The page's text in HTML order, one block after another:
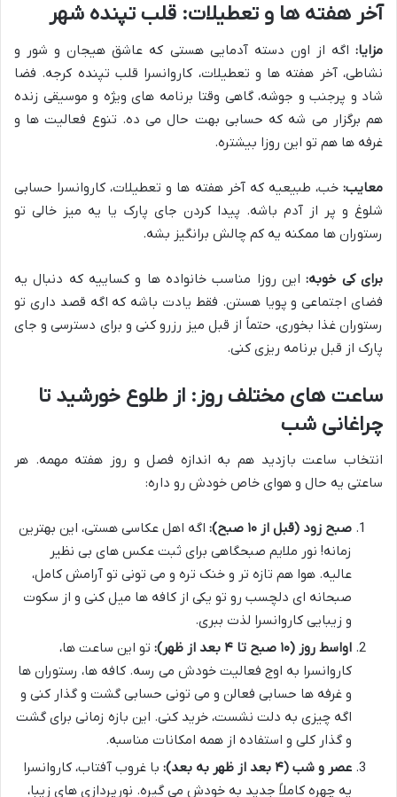
آخر هفته ها و تعطیلات: قلب تپنده شهر
مزایا: اگه از اون دسته آدمایی هستی که عاشق هیجان و شور و
نشاطی، آخر هفته ها و تعطیلات، کاروانسرا قلب تپنده کرجه. فضا
شاد و پرجنب و جوشه، گاهی وقتا برنامه های ویژه و موسیقی زنده
هم برگزار می شه که حسابی بهت حال می ده. تنوع فعالیت ها و
غرفه ها هم تو این روزا بیشتره.
معایب: خب، طبیعیه که آخر هفته ها و تعطیلات، کاروانسرا حسابی
شلوغ و پر از آدم باشه. پیدا کردن جای پارک یا یه میز خالی تو
رستوران ها ممکنه یه کم چالش برانگیز بشه.
برای کی خوبه:این روزا مناسب خانواده ها و کساییه که دنبال یه
فضای اجتماعی و پویا هستن. فقط یادت باشه که اگه قصد داری تو
رستوران غذا بخوری، حتماً از قبل میز رزرو کنی و برای دسترسی و جای
پارک از قبل برنامه ریزی کنی.
ساعت های مختلف روز: از طلوع خورشید تا
چراغانی شب
انتخاب ساعت بازدید هم به اندازه فصل و روز هفته مهمه. هر
ساعتی یه حال و هوای خاص خودش رو داره:
صبح زود (قبل از ۱۰ صبح):
اگه اهل عکاسی هستی، این بهترین
زمانه! نور ملایم صبحگاهی برای ثبت عکس های بی نظیر
عالیه. هوا هم تازه تر و خنک تره و می تونی تو آرامش کامل،
صبحانه ای دلچسب رو تو یکی از کافه ها میل کنی و از سکوت
و زیبایی کاروانسرا لذت ببری.
اواسط روز (۱۰ صبح تا ۴ بعد از ظهر):
تو این ساعت ها،
کاروانسرا به اوج فعالیت خودش می رسه. کافه ها، رستوران ها
و غرفه ها حسابی فعالن و می تونی حسابی گشت و گذار کنی و
اگه چیزی به دلت نشست، خرید کنی. این بازه زمانی برای گشت
و گذار کلی و استفاده از همه امکانات مناسبه.
عصر و شب (۴ بعد از ظهر به بعد):
با غروب آفتاب، کاروانسرا
یه چهره کاملاً جدید به خودش می گیره. نورپردازی های زیبا،